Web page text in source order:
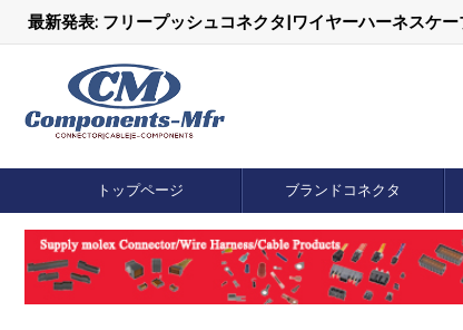
最新発表: フリープッシュコネクタ|ワイヤーハーネスケ
トップページ ブランドコネクタ